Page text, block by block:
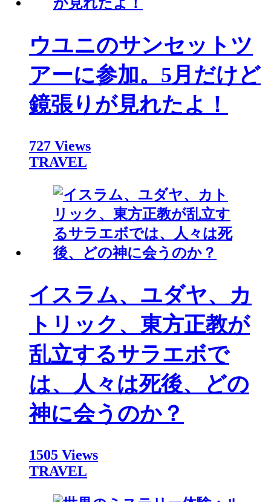
ウユニのサンセットツ
アーに参加。5月だけど
鏡張りが見れたよ！
727 Views
TRAVEL
イスラム、ユダヤ、カ
トリック、東方正教が
乱立するサラエボで
は、人々は死後、どの
神に会うのか？
1505 Views
TRAVEL